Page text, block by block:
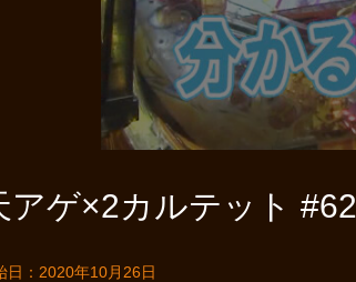
アゲ×2カルテット #62
日：2020年10月26日